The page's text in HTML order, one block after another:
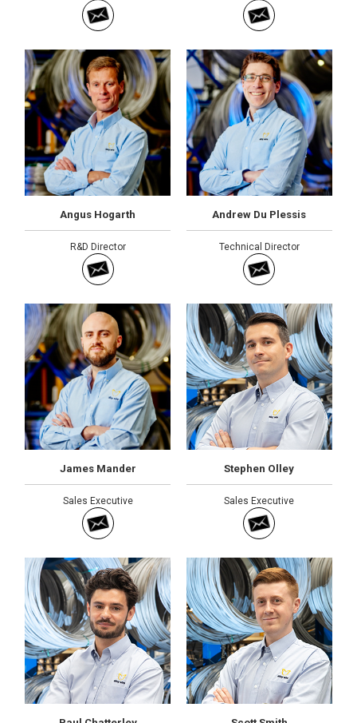
Angus Hogarth
R&D Director
Andrew Du Plessis
Technical Director
James Mander
Sales Executive
Stephen Olley
Sales Executive